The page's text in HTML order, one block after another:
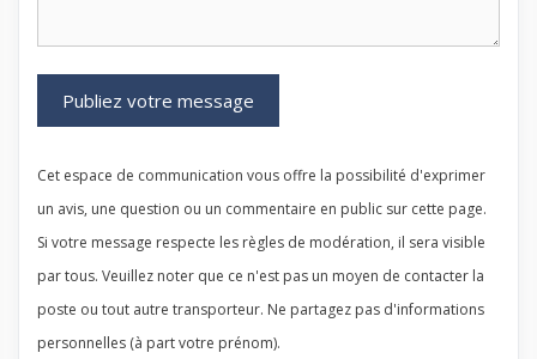
Cet espace de communication vous offre la possibilité d'exprimer
un avis, une question ou un commentaire en public sur cette page.
Si votre message respecte les règles de modération, il sera visible
par tous. Veuillez noter que ce n'est pas un moyen de contacter la
poste ou tout autre transporteur. Ne partagez pas d'informations
personnelles (à part votre prénom).